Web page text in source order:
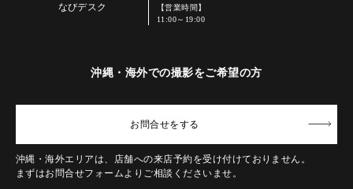
なびデスク
【営業時間】
11:00～19:00
沖縄・海外での撮影をご希望の方
お問合せをする
沖縄・海外エリアは、店舗への来店予約を受け付けておりません。
まずはお問合せフォームよりご相談くださいませ。